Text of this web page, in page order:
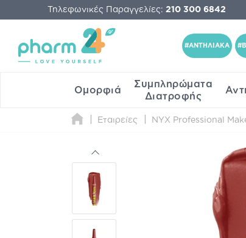
Τηλεφωνικές Παραγγελίες: 210 300 6842
#ΑΝΤΗΛΙΑΚΑ
Ομορφιά
Συμπληρώματα
Διατροφής
Εταιρείες NYX Professional